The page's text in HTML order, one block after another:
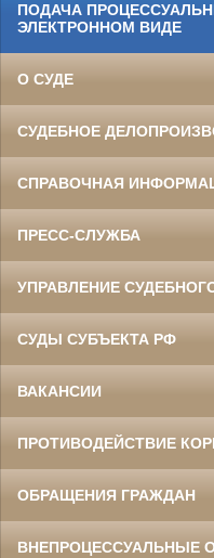
ПОДАЧА
ЭЛЕКТРОННОМ ВИДЕ
О СУДЕ
СУДЕБНОЕ
СПРАВОЧНАЯ
ПРЕСС-СЛУЖБА
УПРАВЛЕНИЕ
СУДЫ СУБЪЕКТА РФ
ВАКАНСИИ
ПРОТИВОДЕЙСТВИЕ
ОБРАЩЕНИЯ ГРАЖДАН
ВНЕПРОЦЕССУАЛЬНЫЕ